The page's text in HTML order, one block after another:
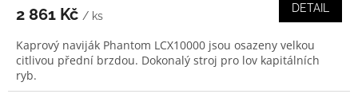
2 861 Kč / ks
DETAIL
Kaprový naviják Phantom LCX10000 jsou osazeny velkou
citlivou přední brzdou. Dokonalý stroj pro lov kapitálních
ryb.